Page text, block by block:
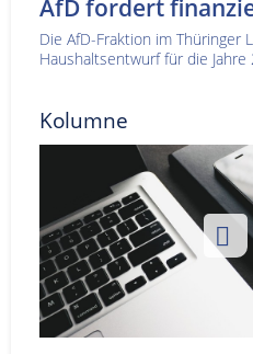
AfD fordert
Die AfD-Fraktion im Thüringer
Haushaltsentwurf für die Jahre
Kolumne